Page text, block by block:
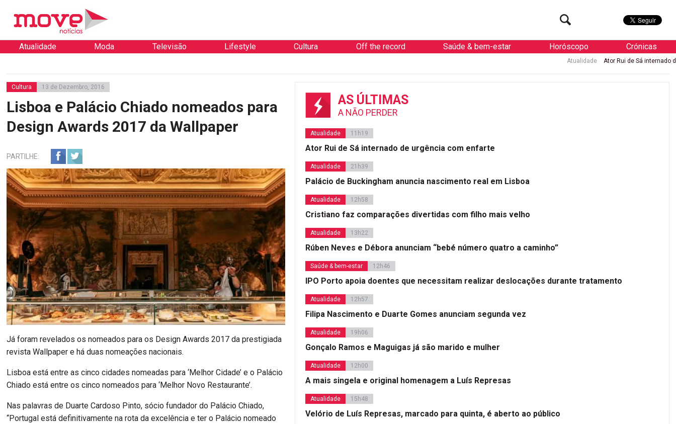
Atualidade Moda Televisão Lifestyle Cultura Off the record Saúde & bem-estar Horóscopo Crónicas
Ator Rui de Sá internado de urgência com
Cultura 13 de Dezembro, 2016
Lisboa e Palácio Chiado nomeados para
Design Awards 2017 da Wallpaper
PARTILHE:
Já foram revelados os nomeados para os Design Awards 2017 da prestigiada
revista Wallpaper e há duas nomeações nacionais.
Lisboa está entre as cinco cidades nomeadas para ‘Melhor Cidade’ e o Palácio
Chiado está entre os cinco nomeados para ‘Melhor Novo Restaurante’.
Nas palavras de Duarte Cardoso Pinto, sócio fundador do Palácio Chiado,
“Portugal está definitivamente na rota da excelência e ter o Palácio nomeado
AS ÚLTIMAS
A NÃO PERDER
Atualidade 11h19
Ator Rui de Sá internado de urgência com enfarte
Atualidade 21h39
Palácio de Buckingham anuncia nascimento real em Lisboa
Atualidade 12h58
Cristiano faz comparações divertidas com filho mais velho
Atualidade 13h22
Rúben Neves e Débora anunciam “bebé número quatro a caminho”
Saúde & bem-estar 12h46
IPO Porto apoia doentes que necessitam realizar deslocações durante tratamento
Atualidade 12h57
Filipa Nascimento e Duarte Gomes anunciam segunda vez
Atualidade 19h06
Gonçalo Ramos e Maguigas já são marido e mulher
Atualidade 12h00
A mais singela e original homenagem a Luís Represas
Atualidade 15h48
Velório de Luís Represas, marcado para quinta, é aberto ao público